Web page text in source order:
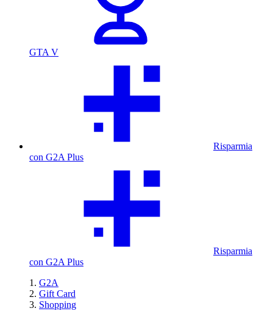
GTA V
Risparmia
con G2A Plus
Risparmia
con G2A Plus
G2A
Gift Card
Shopping